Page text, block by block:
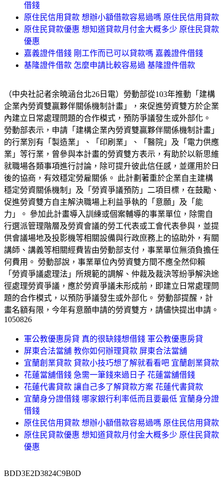
借錢
原住民信用貸款 想辦小額借款容易過嗎 原住民信用貸款
原住民貸款優惠 想知道貸款月付金大概多少 原住民貸款
優惠
嘉義證件借錢 剛工作而已可以貸款嗎 嘉義證件借錢
基隆證件借款 怎麼申請比較容易過 基隆證件借款
（中央社記者余曉涵台北26日電）勞動部從103年推動「建構
企業內勞資雙贏夥伴關係機制計畫」，來促進勞資雙方於企業
內建立日常處理問題的合作模式，預防爭議發生或外部化。
勞動部表示，申請「建構企業內勞資雙贏夥伴關係機制計畫」
的行業別有「製造業」、「印刷業」、「醫院」及「電力供應
業」等行業，曾參與本計畫的勞資雙方表示，有助於以新思維
就職場各類事項進行討論，除可提升彼此信任感，並運用於日
後的協商，有效穩定勞雇關係。 此計劃著重於企業自主建構
穩定勞資關係機制」及「勞資爭議預防」二項目標，在鼓勵、
促進勞資雙方自主解決職場上利益爭執的「意願」及「能
力」。 參加此計畫導入訓練或個案輔導的事業單位，除需自
行選派管理階層及勞資會議的勞工代表或工會代表參與，並提
供會議場地及投影機等相關設備與行政庶務上的協助外，有關
講師、講義等相關經費皆由勞動部支付，事業單位無須負擔任
何費用。 勞動部說，事業單位內勞資雙方間不應全然仰賴
「勞資爭議處理法」所規範的調解、仲裁及裁決等紛爭解決途
徑處理勞資爭議，應於勞資爭議未形成前，即建立日常處理問
題的合作模式，以預防爭議發生或外部化。 勞動部提醒，計
畫名額有限，今年有意願申請的勞資雙方，請儘快提出申請。
1050826
軍公教優惠房貸 真的很缺錢想借錢 軍公教優惠房貸
屏東合法當舖 教你如何辦理貸款 屏東合法當舖
宜蘭創業貸款 貸款小技巧想了解就看看吧 宜蘭創業貸款
花蓮當舖借錢 急需一筆錢來過日子 花蓮當舖借錢
花蓮代書貸款 讓自己多了解貸款方案 花蓮代書貸款
宜蘭身分證借錢 哪家銀行利率低而且要最低 宜蘭身分證
借錢
原住民信用貸款 想辦小額借款容易過嗎 原住民信用貸款
原住民貸款優惠 想知道貸款月付金大概多少 原住民貸款
優惠
BDD3E2D3824C9B0D